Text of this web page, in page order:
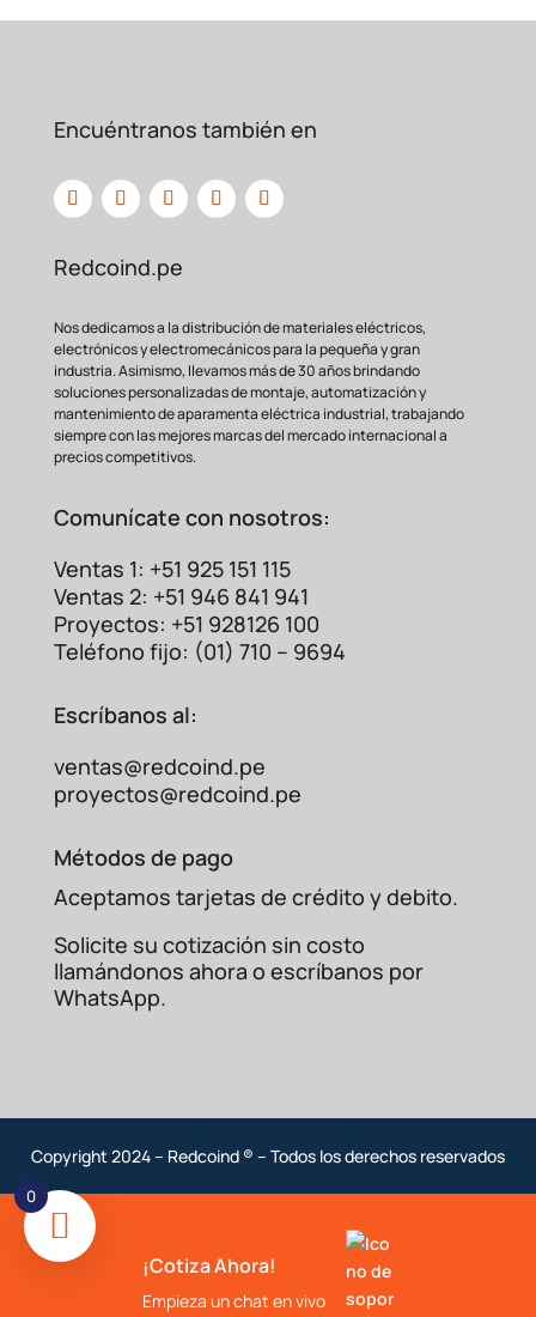
Encuéntranos también en
Redcoind.pe
Nos dedicamos a la distribución de materiales eléctricos,
electrónicos y electromecánicos para la pequeña y gran
industria. Asimismo, llevamos más de 30 años brindando
soluciones personalizadas de montaje, automatización y
mantenimiento de aparamenta eléctrica industrial, trabajando
siempre con las mejores marcas del mercado internacional a
precios competitivos.
Comunícate con nosotros:
Ventas 1: +51 925 151 115
Ventas 2: +51 946 841 941
Proyectos: +51 928126 100
Teléfono fijo: (01) 710 – 9694
Escríbanos al:
ventas@redcoind.pe
proyectos@redcoind.pe
Métodos de pago
Aceptamos tarjetas de crédito y debito.
Solicite su cotización sin costo
llamándonos ahora o escríbanos por
WhatsApp.
Copyright 2024 – Redcoind ® – Todos los derechos reservados
¡Cotiza Ahora!
Empieza un chat en vivo
0